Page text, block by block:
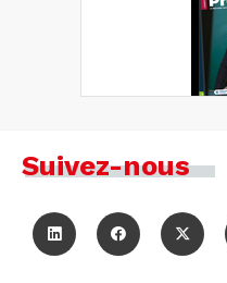
Suivez-nous